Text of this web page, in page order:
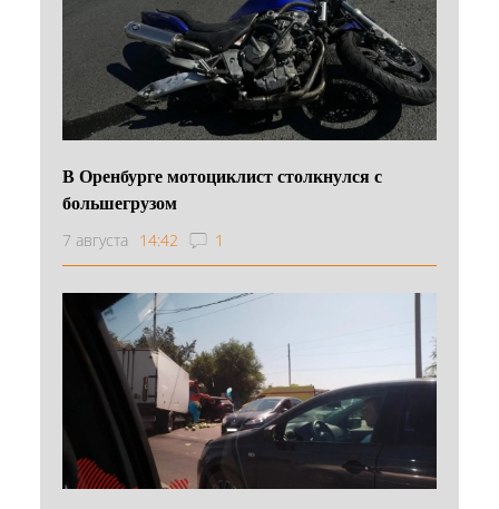
В Оренбурге мотоциклист столкнулся с
большегрузом
7 августа 14:42 1